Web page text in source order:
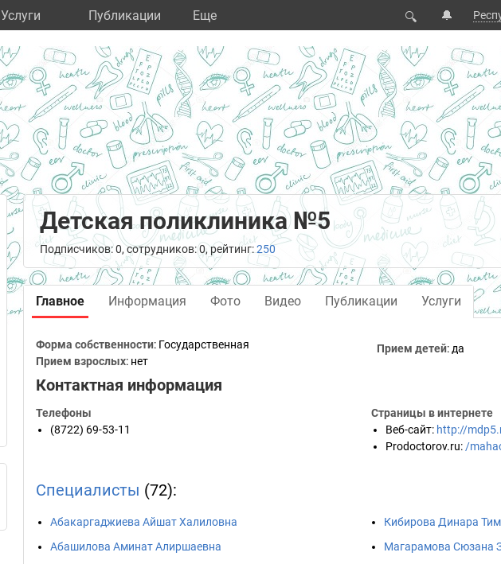
Услуги Публикации Eще 🔍 🔔
Детская поликлиника №5
Подписчиков: 0, сотрудников: 0, рейтинг:250
Главное Информация Фото Видео Публикации Услуги
Форма собственности: Государственная
Прием взрослых: нет
Прием детей: да
Контактная информация
Телефоны
(8722) 69-53-11
Страницы в интернете
Веб-сайт: http://
Prodoctorov.ru: /
Специалисты (72):
Абакаргаджиева Айшат Халиловна
Абашилова Аминат Алиршаевна
Кибирова Динара
Магарамова Сюзана